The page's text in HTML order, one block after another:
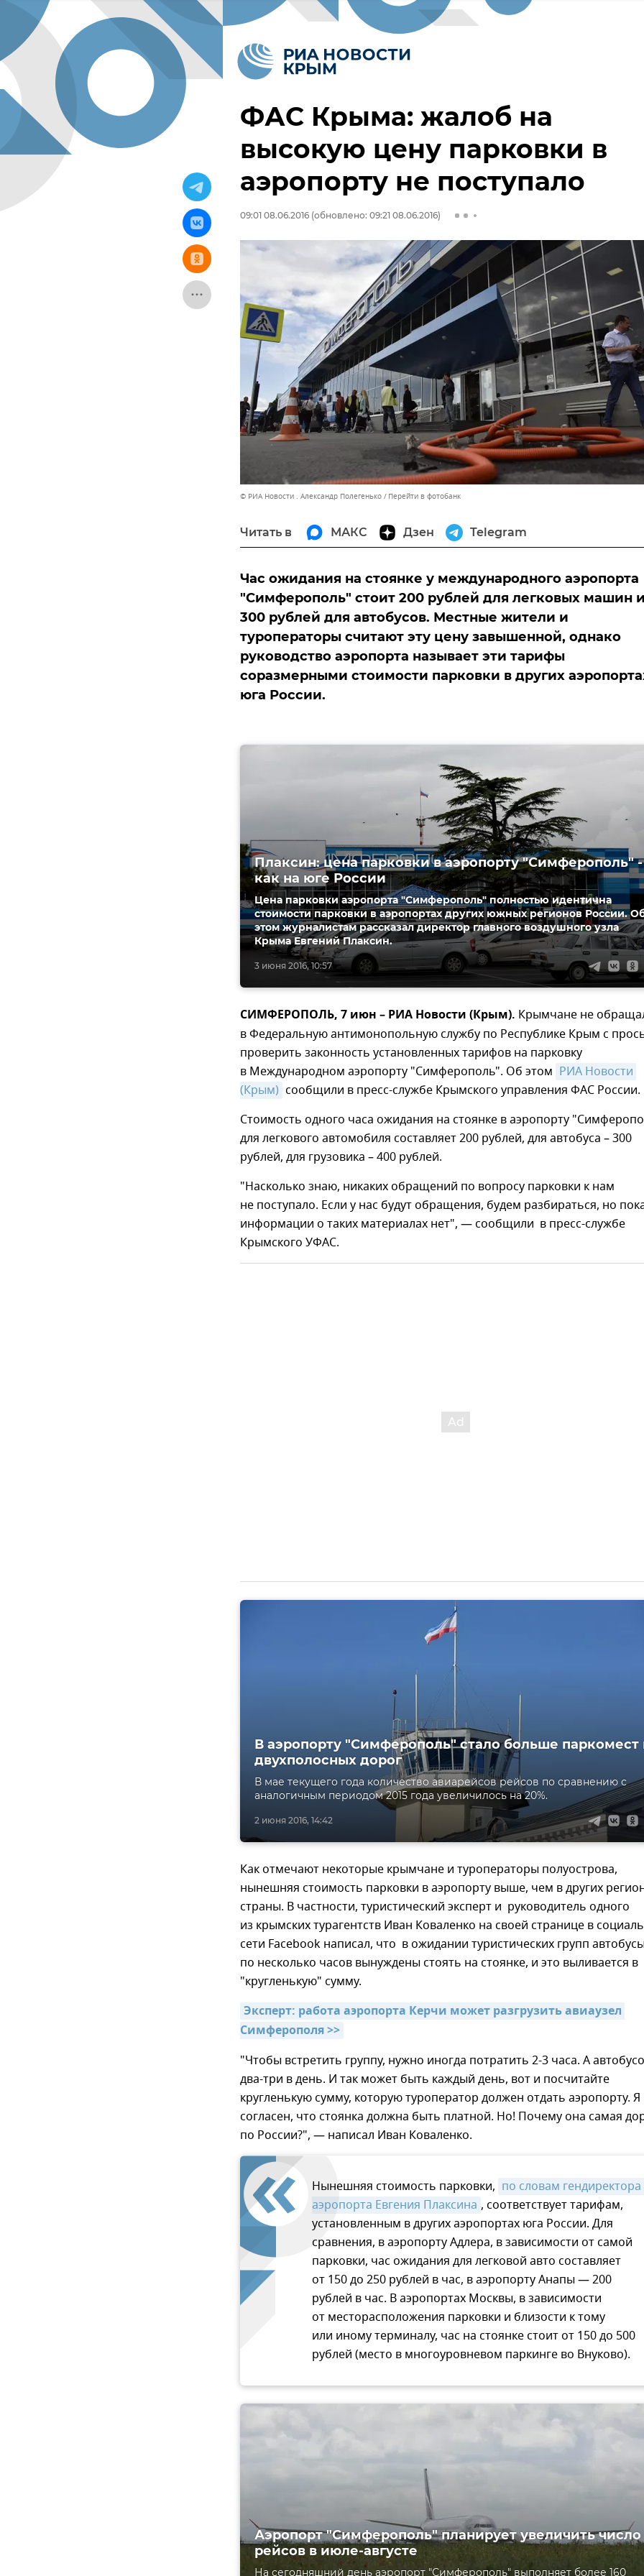
ФАС Крыма: жалоб на
высокую цену парковки в
аэропорту не поступало
09:01 08.06.2016 (обновлено: 09:21 08.06.2016)
© РИА Новости . Александр Полегенько Перейти в фотобанк
Читать в МАКС Дзен Telegram
Час ожидания на стоянке у международного аэропорта
"Симферополь" стоит 200 рублей для легковых машин
300 рублей для автобусов. Местные жители и
туроператоры считают эту цену завышенной, однако
руководство аэропорта называет эти тарифы
соразмерными стоимости парковки в других
юга России.
3 июня 2016, 10:57
Плаксин: цена парковки в аэропорту "Симферополь" -
как на юге России
Цена парковки аэропорта "Симферополь" полностью идентична
стоимости парковки в аэропортах других южных регионов России.
этом журналистам рассказал директор главного воздушного узла
Крыма Евгений Плаксин.
СИМФЕРОПОЛЬ, 7 июн – РИА Новости (Крым). Крымчане не
в Федеральную антимонопольную службу по Республике Крым с
проверить законность установленных тарифов на парковку
в Международном аэропорту "Симферополь". Об этом РИА Новости
(Крым) сообщили в пресс-службе Крымского управления ФАС России.
Стоимость одного часа ожидания на стоянке в аэропорту
для легкового автомобиля составляет 200 рублей, для автобуса – 300
рублей, для грузовика – 400 рублей.
"Насколько знаю, никаких обращений по вопросу парковки к нам
не поступало. Если у нас будут обращения, будем разбираться, но
информации о таких материалах нет", — сообщили в пресс-службе
Крымского УФАС.
2 июня 2016, 14:42
В аэропорту "Симферополь" стало больше паркомест
двухполосных дорог
В мае текущего года количество авиарейсов рейсов по сравнению с
аналогичным периодом 2015 года увеличилось на 20%.
Как отмечают некоторые крымчане и туроператоры полуострова,
нынешняя стоимость парковки в аэропорту выше, чем в других
страны. В частности, туристический эксперт и руководитель одного
из крымских турагентств Иван Коваленко на своей странице в
сети Facebook написал, что в ожидании туристических групп
по несколько часов вынуждены стоять на стоянке, и это выливается в
"кругленькую" сумму.
Эксперт: работа аэропорта Керчи может разгрузить авиаузел
Симферополя >>
"Чтобы встретить группу, нужно иногда потратить 2-3 часа. А
два-три в день. И так может быть каждый день, вот и посчитайте
кругленькую сумму, которую туроператор должен отдать аэропорту. Я
согласен, что стоянка должна быть платной. Но! Почему она самая
по России?", — написал Иван Коваленко.
Нынешняя стоимость парковки, по словам гендиректора
аэропорта Евгения Плаксина , соответствует тарифам,
установленным в других аэропортах юга России. Для
сравнения, в аэропорту Адлера, в зависимости от самой
парковки, час ожидания для легковой авто составляет
от 150 до 250 рублей в час, в аэропорту Анапы — 200
рублей в час. В аэропортах Москвы, в зависимости
от месторасположения парковки и близости к тому
или иному терминалу, час на стоянке стоит от 150 до 500
рублей (место в многоуровневом паркинге во Внуково).
Аэропорт "Симферополь" планирует увеличить число
рейсов в июле-августе
На сегодняшний день аэропорт "Симферополь" выполняет более 160